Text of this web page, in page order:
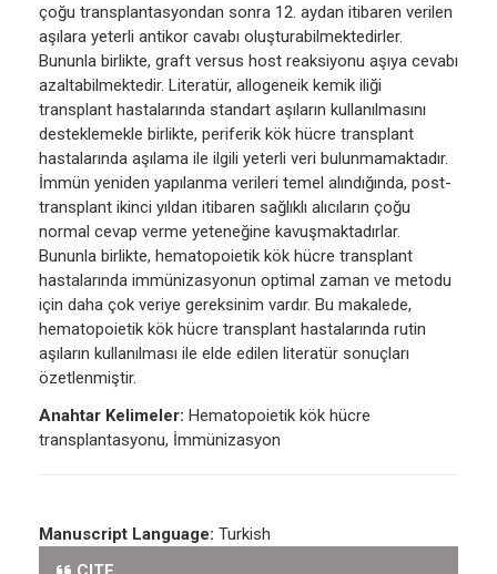
çoğu transplantasyondan sonra 12. aydan itibaren verilen
aşılara yeterli antikor cavabı oluşturabilmektedirler.
Bununla birlikte, graft versus host reaksiyonu aşıya cevabı
azaltabilmektedir. Literatür, allogeneik kemik iliği
transplant hastalarında standart aşıların kullanılmasını
desteklemekle birlikte, periferik kök hücre transplant
hastalarında aşılama ile ilgili yeterli veri bulunmamaktadır.
İmmün yeniden yapılanma verileri temel alındığında, post-
transplant ikinci yıldan itibaren sağlıklı alıcıların çoğu
normal cevap verme yeteneğine kavuşmaktadırlar.
Bununla birlikte, hematopoietik kök hücre transplant
hastalarında immünizasyonun optimal zaman ve metodu
için daha çok veriye gereksinim vardır. Bu makalede,
hematopoietik kök hücre transplant hastalarında rutin
aşıların kullanılması ile elde edilen literatür sonuçları
özetlenmiştir.
Anahtar Kelimeler: Hematopoietik kök hücre
transplantasyonu, İmmünizasyon
Manuscript Language: Turkish